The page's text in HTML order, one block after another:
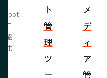
ロ
能
用
こ
ト
管
理
ツ
ー
メ
デ
ィ
ア
管